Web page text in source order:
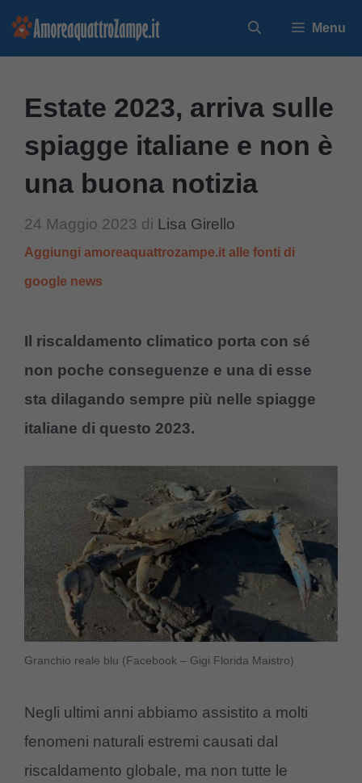
Vai
Menu
Estate 2023, arriva sulle
spiagge italiane e non è
una buona notizia
24 Maggio 2023 di Lisa Girello
Aggiungi amoreaquattrozampe.it alle fonti di
google news
Il riscaldamento climatico porta con sé
non poche conseguenze e una di esse
sta dilagando sempre più nelle spiagge
italiane di questo 2023.
Granchio reale blu (Facebook – Gigi Florida Maistro)
Negli ultimi anni abbiamo assistito a molti
fenomeni naturali estremi causati dal
riscaldamento globale, ma non tutte le